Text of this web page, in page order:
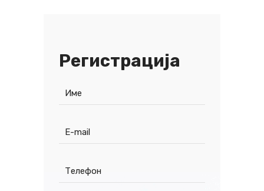
Регистрација